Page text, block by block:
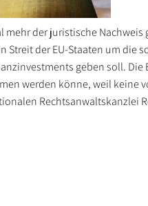
der juristische Nachweis
der EU-Staaten um die
geben soll. Die
werden könne, weil keine
Rechtsanwaltskanzlei